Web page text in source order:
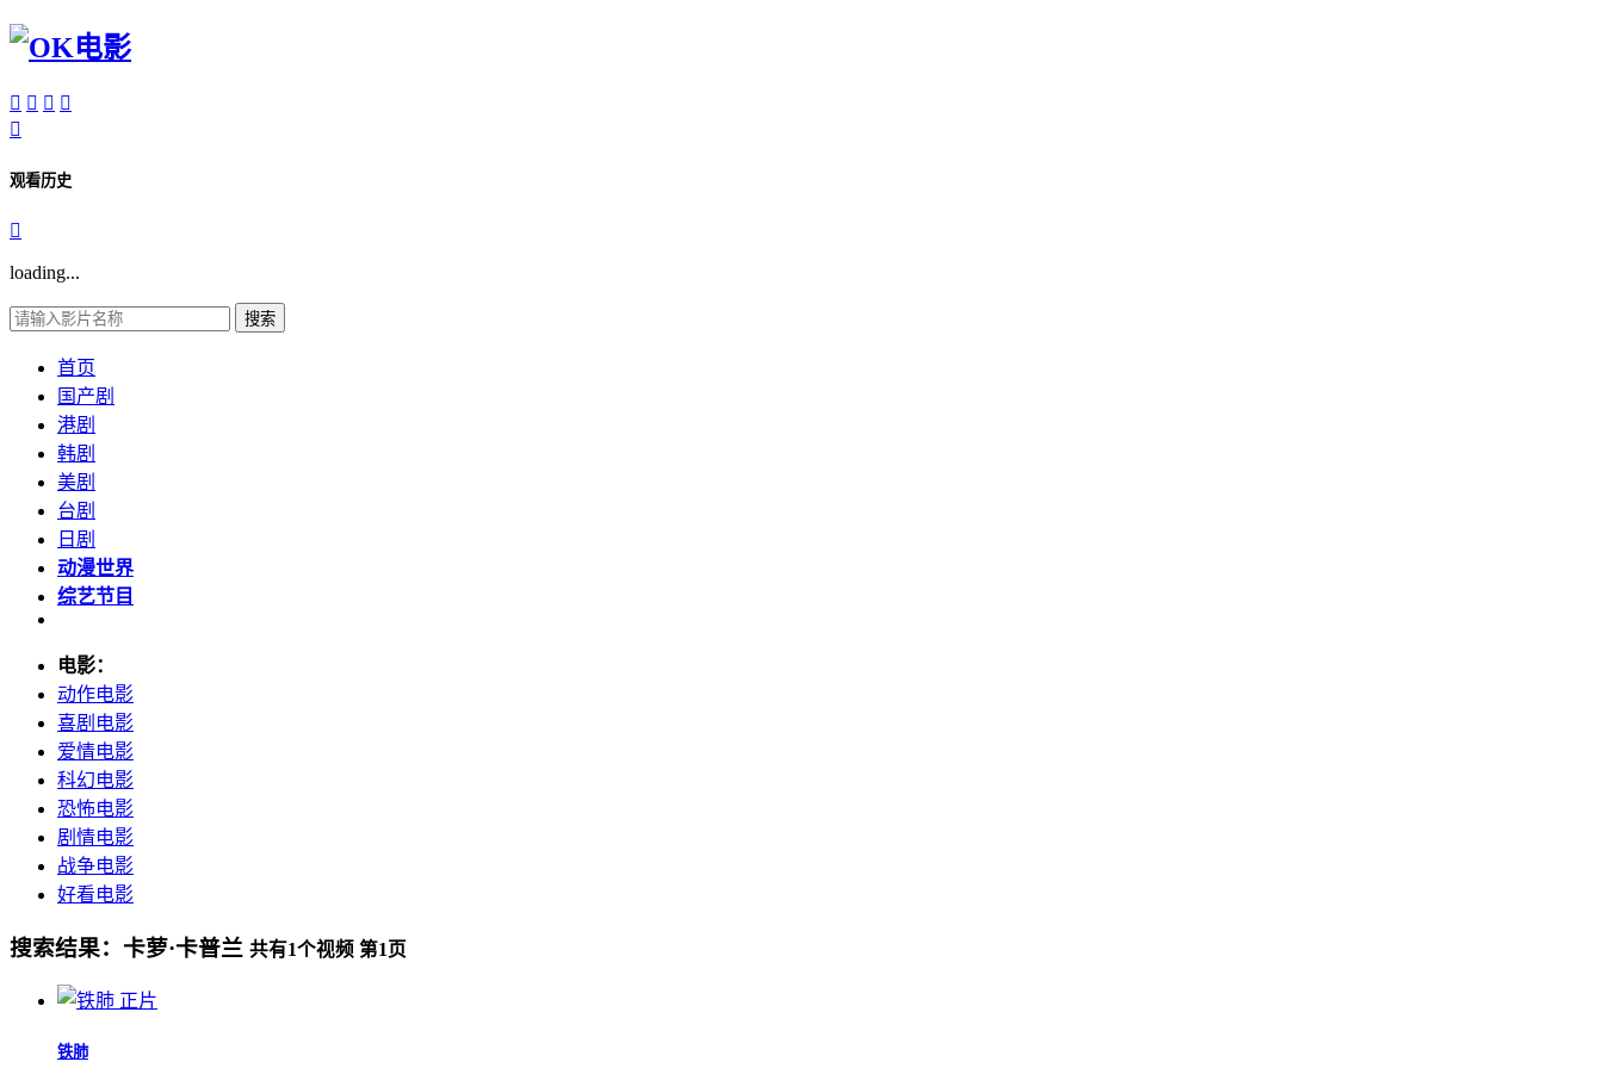
   

观看历史

loading...
搜索
首页
国产剧
港剧
韩剧
美剧
台剧
日剧
动漫世界
综艺节目
电影：
动作电影
喜剧电影
爱情电影
科幻电影
恐怖电影
剧情电影
战争电影
好看电影
搜索结果： 卡萝·卡普兰 共有1个视频 第1 页
正片
铁肺